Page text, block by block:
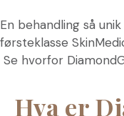
En behandling så
førsteklasse
Se hvorfor
Hva er